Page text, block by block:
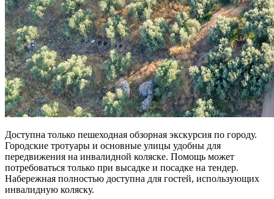
Доступна только пешеходная обзорная экскурсия по городу.
Городские тротуары и основные улицы удобны для
передвижения на инвалидной коляске. Помощь может
потребоваться только при высадке и посадке на тендер.
Набережная полностью доступна для гостей, использующих
инвалидную коляску.